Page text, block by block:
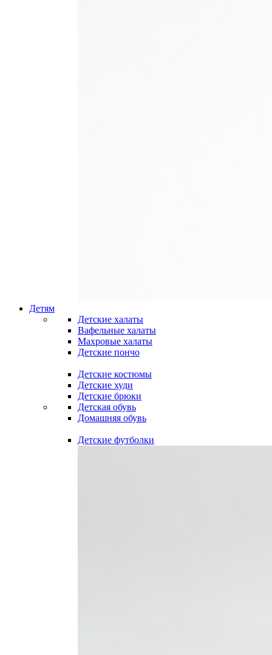
Детям
Детские халаты
Вафельные халаты
Махровые халаты
Детские пончо
Детские костюмы
Детские худи
Детские брюки
Детская обувь
Домашняя обувь
Детские футболки